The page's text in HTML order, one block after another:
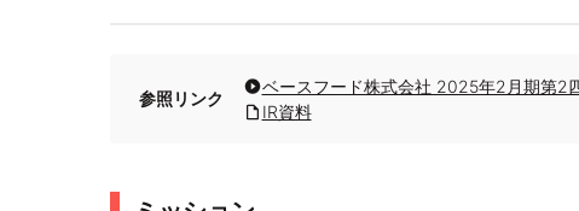
参照リンク
ベースフード株式会社 2025年2月期第2
IR資料